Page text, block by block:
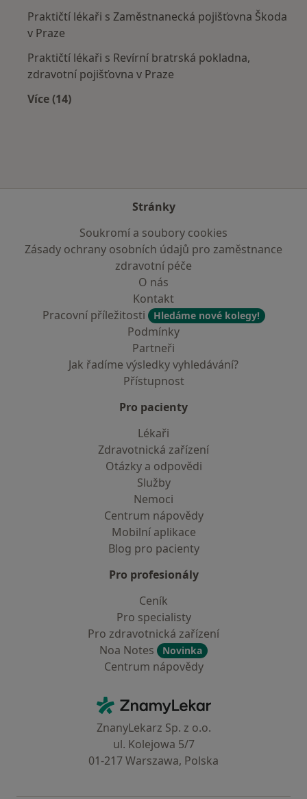
Praktičtí lékaři s Zaměstnanecká pojišťovna Škoda
v Praze
Praktičtí lékaři s Revírní bratrská pokladna,
zdravotní pojišťovna v Praze
Více (14)
Stránky
Soukromí a soubory cookies
Zásady ochrany osobních údajů pro zaměstnance
zdravotní péče
O nás
Kontakt
Pracovní příležitosti
Hledáme nové kolegy!
Podmínky
Partneři
Jak řadíme výsledky vyhledávání?
Přístupnost
Pro pacienty
Lékaři
Zdravotnická zařízení
Otázky a odpovědi
Služby
Nemoci
Centrum nápovědy
Mobilní aplikace
Blog pro pacienty
Pro profesionály
Ceník
Pro specialisty
Pro zdravotnická zařízení
Noa Notes
Novinka
Centrum nápovědy
ZnamyLekar - Hlavní stránka
ZnanyLekarz Sp. z o.o.
ul. Kolejowa 5/7
01-217 Warszawa, Polska